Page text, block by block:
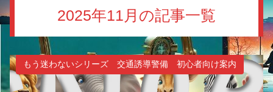
2025年11月の記事一覧
もう迷わないシリーズ 交通誘導警備 初心者向け案内